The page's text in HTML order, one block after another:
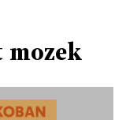
mozek